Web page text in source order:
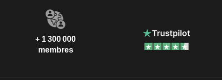
+ 1 300 000
membres